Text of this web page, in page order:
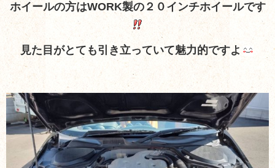
ホイールの方はWORK製の２０インチホイールです
見た目がとても引き立っていて魅力的ですよ